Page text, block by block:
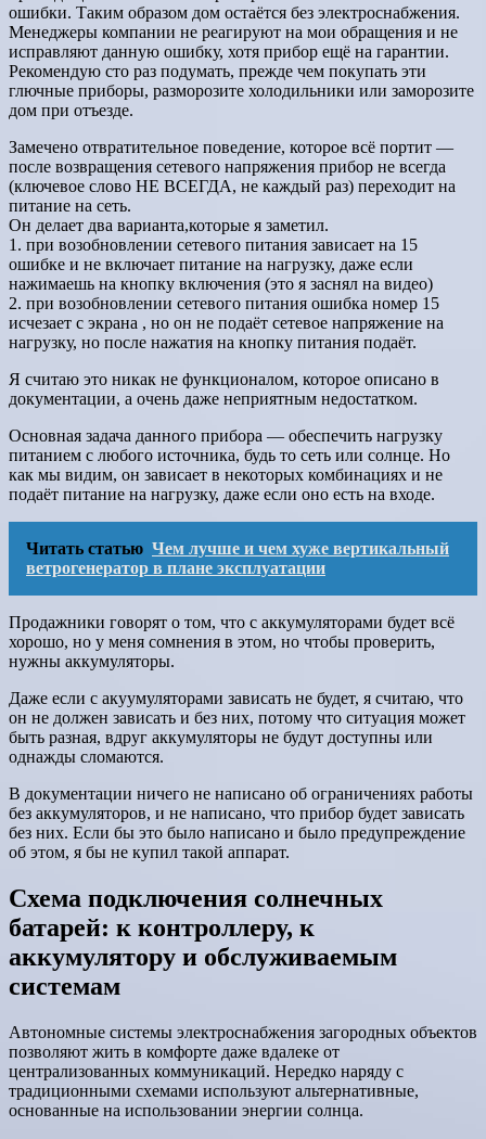
ошибки. Таким образом дом остаётся без электроснабжения.
Менеджеры компании не реагируют на мои обращения и не
исправляют данную ошибку, хотя прибор ещё на гарантии.
Рекомендую сто раз подумать, прежде чем покупать эти
глючные приборы, разморозите холодильники или заморозите
дом при отъезде.
Замечено отвратительное поведение, которое всё портит —
после возвращения сетевого напряжения прибор не всегда
(ключевое слово НЕ ВСЕГДА, не каждый раз) переходит на
питание на сеть.
Он делает два варианта,которые я заметил.
1. при возобновлении сетевого питания зависает на 15
ошибке и не включает питание на нагрузку, даже если
нажимаешь на кнопку включения (это я заснял на видео)
2. при возобновлении сетевого питания ошибка номер 15
исчезает с экрана , но он не подаёт сетевое напряжение на
нагрузку, но после нажатия на кнопку питания подаёт.
Я считаю это никак не функционалом, которое описано в
документации, а очень даже неприятным недостатком.
Основная задача данного прибора — обеспечить нагрузку
питанием с любого источника, будь то сеть или солнце. Но
как мы видим, он зависает в некоторых комбинациях и не
подаёт питание на нагрузку, даже если оно есть на входе.
Читать статью Чем лучше и чем хуже вертикальный
ветрогенератор в плане эксплуатации
Продажники говорят о том, что с аккумуляторами будет всё
хорошо, но у меня сомнения в этом, но чтобы проверить,
нужны аккумуляторы.
Даже если с акуумуляторами зависать не будет, я считаю, что
он не должен зависать и без них, потому что ситуация может
быть разная, вдруг аккумуляторы не будут доступны или
однажды сломаются.
В документации ничего не написано об ограничениях работы
без аккумуляторов, и не написано, что прибор будет зависать
без них. Если бы это было написано и было предупреждение
об этом, я бы не купил такой аппарат.
Схема подключения солнечных
батарей: к контроллеру, к
аккумулятору и обслуживаемым
системам
Автономные системы электроснабжения загородных объектов
позволяют жить в комфорте даже вдалеке от
централизованных коммуникаций. Нередко наряду с
традиционными схемами используют альтернативные,
основанные на использовании энергии солнца.